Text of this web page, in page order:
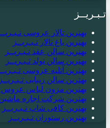
تـبـریــز
بهترین تالار عروسی
بهترین باغ تالار تـبـریــز
بهترین سالن عقد تـبـریــز
بهترین سالن تولد تـبـریــز
بهترین آتلیه عروسی
بهترین سالن زیبایی تـبـریــز
بهترین مزون لباس عروس
بهترین شرکت اجاره ماشین
بهترین کافی شاپ تـبـریــز
بهترین رستوران تـبـریــز